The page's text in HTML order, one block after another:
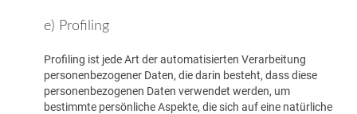
e) Profiling
Profiling ist jede Art der automatisierten Verarbeitung
personenbezogener Daten, die darin besteht, dass diese
personenbezogenen Daten verwendet werden, um
bestimmte persönliche Aspekte, die sich auf eine natürliche